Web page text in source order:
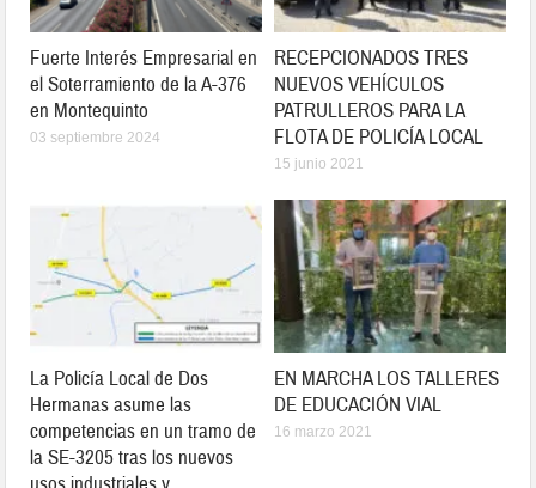
Fuerte Interés Empresarial en
el Soterramiento de la A-376
en Montequinto
03 septiembre 2024
RECEPCIONADOS TRES
NUEVOS VEHÍCULOS
PATRULLEROS PARA LA
FLOTA DE POLICÍA LOCAL
15 junio 2021
La Policía Local de Dos
Hermanas asume las
competencias en un tramo de
la SE-3205 tras los nuevos
EN MARCHA LOS TALLERES
DE EDUCACIÓN VIAL
16 marzo 2021